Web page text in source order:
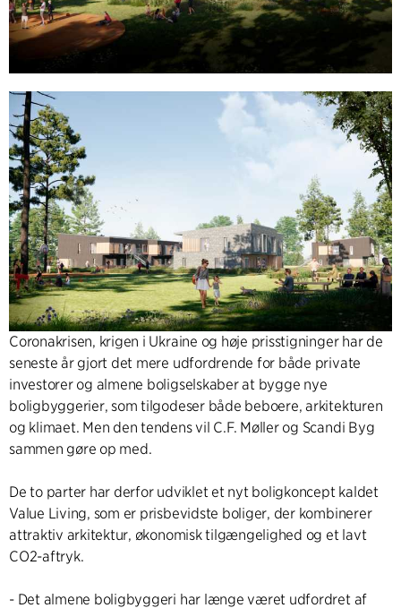
Coronakrisen, krigen i Ukraine og høje prisstigninger har de
seneste år gjort det mere udfordrende for både private
investorer og almene boligselskaber at bygge nye
boligbyggerier, som tilgodeser både beboere, arkitekturen
og klimaet. Men den tendens vil C.F. Møller og Scandi Byg
sammen gøre op med.
De to parter har derfor udviklet et nyt boligkoncept kaldet
Value Living, som er prisbevidste boliger, der kombinerer
attraktiv arkitektur, økonomisk tilgængelighed og et lavt
CO2-aftryk.
- Det almene boligbyggeri har længe været udfordret af